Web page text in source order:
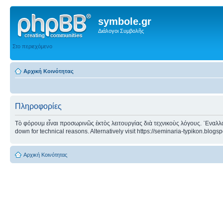
symbole.gr
Διάλογοι Συμβολῆς
Στο περιεχόμενο
Αρχική Κοινότητας
Πληροφορίες
Τὸ φόρουμ εἶναι προσωρινῶς ἐκτὸς λειτουργίας διὰ τεχνικοὺς λόγους.
down for technical reasons. Alternatively visit https://seminaria-
Αρχική Κοινότητας